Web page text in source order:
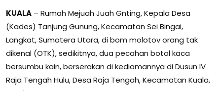
KUALA – Rumah Mejuah Juah Gnting, Kepala Desa
(Kades) Tanjung Gunung, Kecamatan Sei Bingai,
Langkat, Sumatera Utara, di bom molotov orang tak
dikenal (OTK), sedikitnya, dua pecahan botol kaca
bersumbu kain, berserakan di kediamannya di Dusun IV
Raja Tengah Hulu, Desa Raja Tengah, Kecamatan Kuala,